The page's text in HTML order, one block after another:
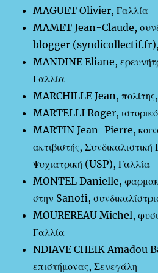
MAGUET Olivier, Γαλλία
MAMET Jean-Claude,
blogger (syndicollectif.fr),
MANDINE Eliane,
Γαλλία
MARCHILLE Jean,
MARTELLI Roger,
MARTIN Jean-Pierre,
ακτιβιστής,
Ψυχιατρική (USP), Γαλλία
MONTEL Danielle,
στην Sanofi,
MOUREREAU Michel,
Γαλλία
NDIAVE CHEIK Amadou
επιστήμονας, Σενεγάλη